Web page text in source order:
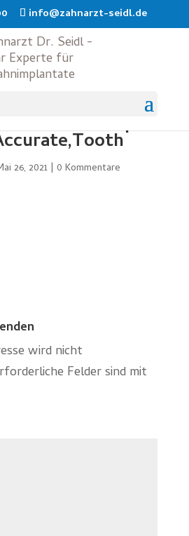
info@zahnarzt-seidl.de
26, 2021| 0 Kommentare
wird nicht
Felder sind mit